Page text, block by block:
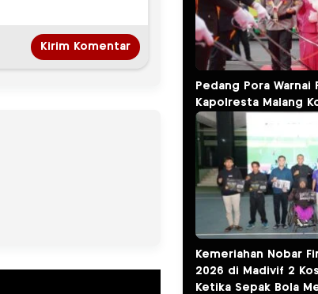
Pedang Pora Warnai
Kapolresta Malang
Kemeriahan Nobar
2026 di Madivif 2
Ketika Sepak Bola